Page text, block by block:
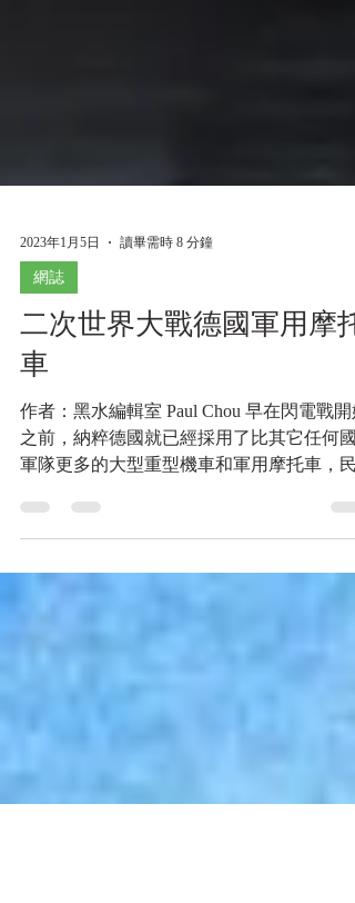
2023年1月5日 讀畢需時 8 分鐘
網誌
二次世界大戰德國軍用摩托
車
之前，納粹德國就已經採用了比其它任何國
軍隊更多的大型重型機車和軍用摩托車，民
24年(1935)德國陸軍就成立了成立摩托車部